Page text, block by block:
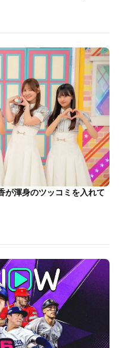
が渾身のツッコミを入れて